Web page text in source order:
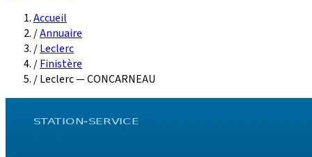
Accueil
/Annuaire
/Leclerc
/Finistère
/Leclerc — CONCARNEAU